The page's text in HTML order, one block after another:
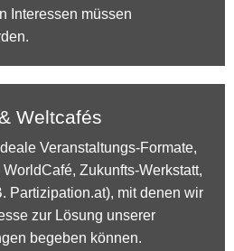
Interessen müssen
Weltcafés
Veranstaltungs-Formate,
Zukunfts-Werkstatt,
Partizipation.at), mit denen wir
zur Lösung unserer
begeben können.